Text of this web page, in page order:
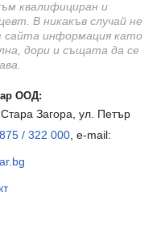
квалифициран и
В никакъв случай не
сайта информация като
дори и същата да се
ООД:
Загора, ул. Петър
/ 322 000, e-mail: